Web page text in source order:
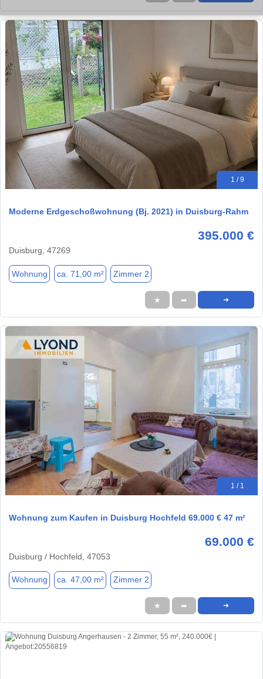
1 / 9
Moderne Erdgeschoßwohnung (Bj. 2021) in Duisburg-Rahm
395.000 €
Duisburg, 47269
Wohnung ca. 71,00 m² Zimmer 2
★ ➦ ➜
1 / 1
Wohnung zum Kaufen in Duisburg Hochfeld 69.000 € 47 m²
69.000 €
Duisburg / Hochfeld, 47053
Wohnung ca. 47,00 m² Zimmer 2
★ ➦ ➜